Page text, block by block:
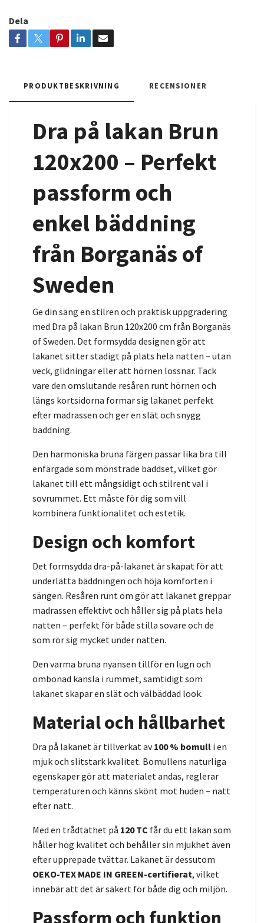
Dela
PRODUKTBESKRIVNING RECENSIONER
Dra på lakan Brun
120x200 – Perfekt
passform och
enkel bäddning
från Borganäs of
Sweden
Ge din säng en stilren och praktisk uppgradering
med Dra på lakan Brun 120x200 cm från Borganäs
of Sweden. Det formsydda designen gör att
lakanet sitter stadigt på plats hela natten – utan
veck, glidningar eller att hörnen lossnar. Tack
vare den omslutande resåren runt hörnen och
längs kortsidorna formar sig lakanet perfekt
efter madrassen och ger en slät och snygg
bäddning.
Den harmoniska bruna färgen passar lika bra till
enfärgade som mönstrade bäddset, vilket gör
lakanet till ett mångsidigt och stilrent val i
sovrummet. Ett måste för dig som vill
kombinera funktionalitet och estetik.
Design och komfort
Det formsydda dra-på-lakanet är skapat för att
underlätta bäddningen och höja komforten i
sängen. Resåren runt om gör att lakanet greppar
madrassen effektivt och håller sig på plats hela
natten – perfekt för både stilla sovare och de
som rör sig mycket under natten.
Den varma bruna nyansen tillför en lugn och
ombonad känsla i rummet, samtidigt som
lakanet skapar en slät och välbäddad look.
Material och hållbarhet
Dra på lakanet är tillverkat av100 % bomull i en
mjuk och slitstark kvalitet. Bomullens naturliga
egenskaper gör att materialet andas, reglerar
temperaturen och känns skönt mot huden – natt
efter natt.
Med en trådtäthet på 120 TC får du ett lakan som
håller hög kvalitet och behåller sin mjukhet även
efter upprepade tvättar. Lakanet är dessutom
OEKO-TEX MADE IN GREEN-certifierat, vilket
innebär att det är säkert för både dig och miljön.
Passform och funktion